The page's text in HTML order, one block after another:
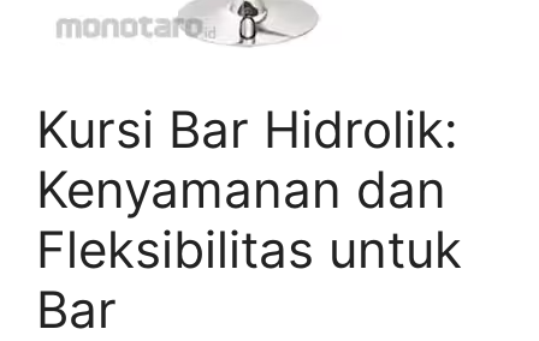
Kursi Bar Hidrolik:
Kenyamanan dan
Fleksibilitas untuk
Bar